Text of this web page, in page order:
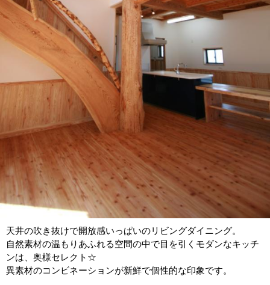
天井の吹き抜けで開放感いっぱいのリビングダイニング。
自然素材の温もりあふれる空間の中で目を引くモダンなキッチ
ンは、奥様セレクト☆
異素材のコンビネーションが新鮮で個性的な印象です。